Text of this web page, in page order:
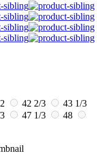
42 2/3
43 1/3
47 1/3
48